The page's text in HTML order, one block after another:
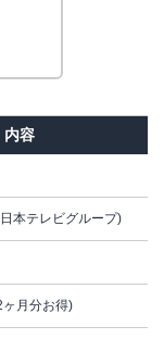
内容
本テレビグループ)
月分お得)